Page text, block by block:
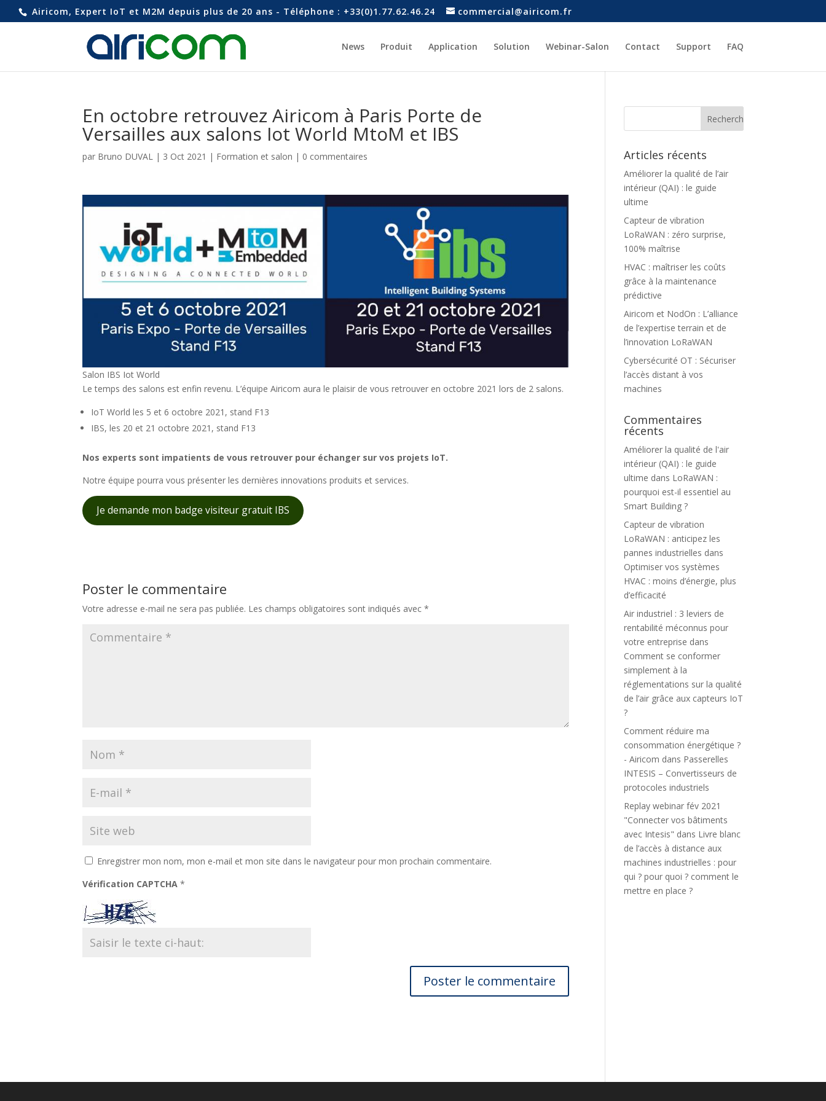
Airicom, Expert IoT et M2M depuis plus de 20 ans - Téléphone : +33(0)1.77.62.46.24 commercial@airicom.fr
News Produit Application Solution Webinar-Salon Contact Support FAQ
En octobre retrouvez Airicom à Paris Porte de
Versailles aux salons Iot World MtoM et IBS
par Bruno DUVAL | 3 Oct 2021 | Formation et salon | 0 commentaires
Salon IBS Iot World
Le temps des salons est enfin revenu. L’équipe Airicom aura le plaisir de vous retrouver en octobre 2021 lors de 2 salons.
IoT World les 5 et 6 octobre 2021, stand F13
IBS, les 20 et 21 octobre 2021, stand F13
Nos experts sont impatients de vous retrouver pour échanger sur vos projets IoT.
Notre équipe pourra vous présenter les dernières innovations produits et services.
Je demande mon badge visiteur gratuit IBS
Poster le commentaire
Votre adresse e-mail ne sera pas publiée. Les champs obligatoires sont indiqués avec*
Enregistrer mon nom, mon e-mail et mon site dans le navigateur pour mon prochain commentaire.
Vérification CAPTCHA*
Articles récents
Améliorer la qualité de l’air
intérieur (QAI) : le guide
ultime
Capteur de vibration
LoRaWAN : zéro surprise,
100% maîtrise
HVAC : maîtriser les coûts
grâce à la maintenance
prédictive
Airicom et NodOn : L’alliance
de l’expertise terrain et de
l’innovation LoRaWAN
Cybersécurité OT : Sécuriser
l’accès distant à vos
machines
Commentaires
récents
Améliorer la qualité de l'air
intérieur (QAI) : le guide
ultime dans LoRaWAN :
pourquoi est-il essentiel au
Smart Building ?
Capteur de vibration
LoRaWAN : anticipez les
pannes industrielles dans
Optimiser vos systèmes
HVAC : moins d’énergie, plus
d’efficacité
Air industriel : 3 leviers de
rentabilité méconnus pour
votre entreprise dans
Comment se conformer
simplement à la
réglementations sur la qualité
de l’air grâce aux capteurs IoT
?
Comment réduire ma
consommation énergétique ?
- Airicom dans Passerelles
INTESIS – Convertisseurs de
protocoles industriels
Replay webinar fév 2021
"Connecter vos bâtiments
avec Intesis" dans Livre blanc
de l’accès à distance aux
machines industrielles : pour
qui ? pour quoi ? comment le
mettre en place ?